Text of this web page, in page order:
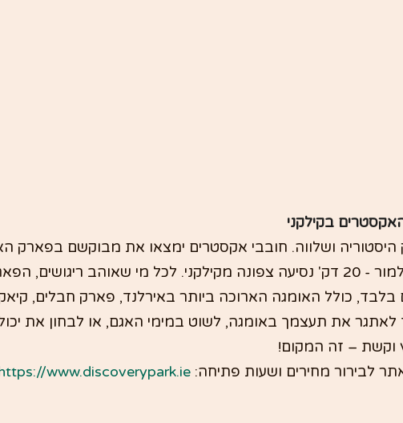
בקילקני
היסטוריה ושלווה. חובבי אקסטרים ימצאו את מבוקשם בפארק
דיסקברי בקאסטלמור - 20 דק' נסיעה צפונה מקילקני. לכל מי שאוהב
בלבד, כולל האומגה הארוכה ביותר באירלנד, פארק חבלים,
את תעצמך באומגה, לשוט במימי האגם, או לבחון את
– זה המקום!
לבירור מחירים ושעות פתיחה: www.discoverypark.ie/